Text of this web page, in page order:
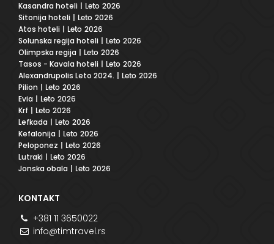
Kasandra hoteli | Leto 2026
Sitonija hoteli | Leto 2026
Atos hoteli | Leto 2026
Solunska regija hoteli | Leto 2026
Olimpska regija | Leto 2026
Tasos - Kavala hoteli | Leto 2026
Alexandrupolis Leto 2024. | Leto 2026
Pilion | Leto 2026
Evia | Leto 2026
Krf | Leto 2026
Lefkada | Leto 2026
Kefalonija | Leto 2026
Peloponez | Leto 2026
Lutraki | Leto 2026
Jonska obala | Leto 2026
KONTAKT
+381 11 3650022
info@timtravel.rs